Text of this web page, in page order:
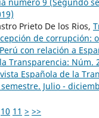
número 9 (Segundo
Prieto De los Rios,
de corrupción:
con relación a
Transparencia: Núm.
Española de la
Julio -
10 11 > >>